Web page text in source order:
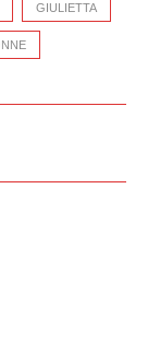
GIULIETTA